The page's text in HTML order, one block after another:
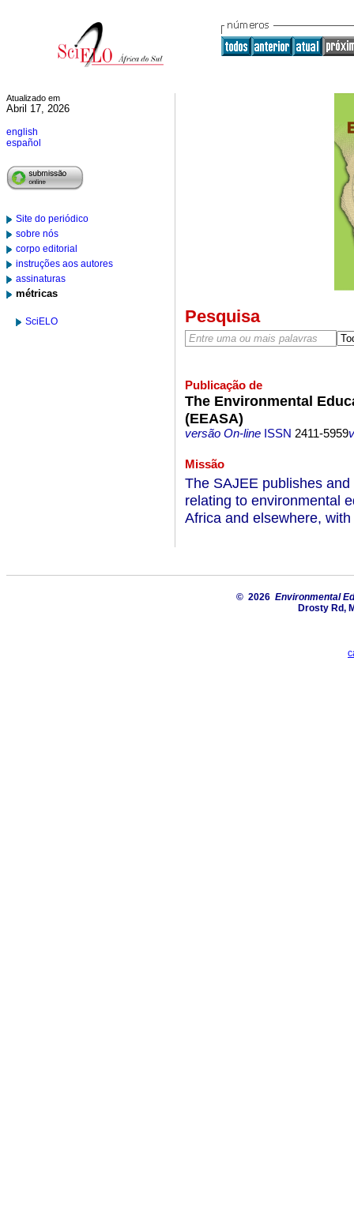
Atualizado em
Abril 17, 2026
english
español
Site do periódico
sobre nós
corpo editorial
instruções aos autores
assinaturas
métricas
SciELO Pesquisa
Publicação de
The Environmental
(EEASA)
versão On-lineISSN 2411-5959
Missão
The SAJEE publishes
relating to environmental
Africa and elsewhere,
© 2026 Environmental
Drosty Rd,